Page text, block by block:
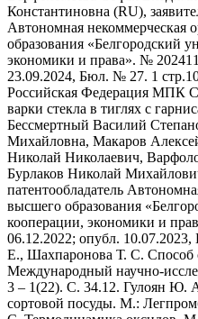
Константиновна (RU),
Автономная некоммерческая
образования «Белгородский
экономики и права». №
23.09.2024, Бюл. № 27. 1
Российская Федерация МПК
варки стекла в тиглях с
Бессмертный Василий
Михайловна, Макаров
Николай Николаевич,
Бурлаков Николай
патентообладатель
высшего образования
кооперации, экономики и
06.12.2022; опубл.
Е., Шахпаронова Т. С. Способ
Международный научно-
3 – 1(22). С. 34.12. Гулоян Ю.
сортовой посуды. М.: